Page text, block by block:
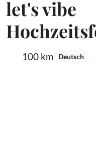
let's vibe
100 km Deutsch